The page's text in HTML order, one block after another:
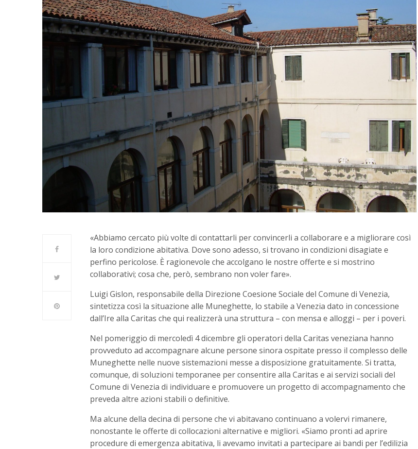
«Abbiamo cercato più volte di contattarli per convincerli a collaborare e a migliorare così
la loro condizione abitativa. Dove sono adesso, si trovano in condizioni disagiate e
perfino pericolose. È ragionevole che accolgano le nostre offerte e si mostrino
collaborativi; cosa che, però, sembrano non voler fare».
Luigi Gislon, responsabile della Direzione Coesione Sociale del Comune di Venezia,
sintetizza così la situazione alle Muneghette, lo stabile a Venezia dato in concessione
dall’Ire alla Caritas che qui realizzerà una struttura – con mensa e alloggi – per i poveri.
Nel pomeriggio di mercoledì 4 dicembre gli operatori della Caritas veneziana hanno
provveduto ad accompagnare alcune persone sinora ospitate presso il complesso delle
Muneghette nelle nuove sistemazioni messe a disposizione gratuitamente. Si tratta,
comunque, di soluzioni temporanee per consentire alla Caritas e ai servizi sociali del
Comune di Venezia di individuare e promuovere un progetto di accompagnamento che
preveda altre azioni stabili o definitive.
Ma alcune della decina di persone che vi abitavano continuano a volervi rimanere,
nonostante le offerte di collocazioni alternative e migliori. «Siamo pronti ad aprire
procedure di emergenza abitativa, li avevamo invitati a partecipare ai bandi per l’edilizia